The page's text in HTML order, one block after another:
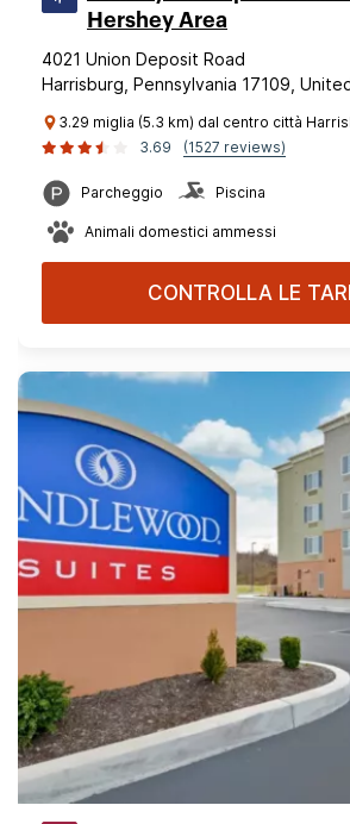
Hershey Area
4021 Union Deposit Road
Harrisburg, Pennsylvania 17109,
3.29 miglia (5.3 km) dal centro città
3.69
(1527 reviews)
Parcheggio Piscina
Animali domestici ammessi
CONTROLLA LE